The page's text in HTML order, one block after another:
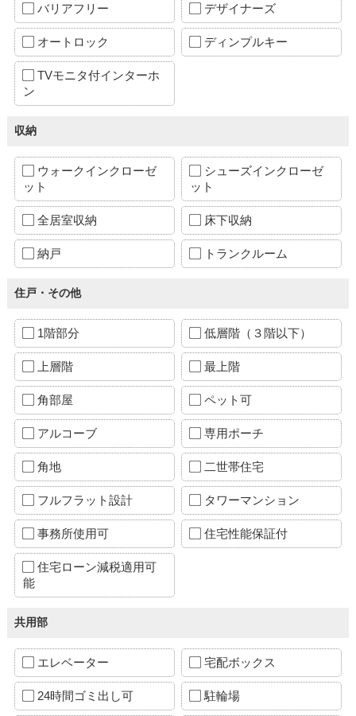
バリアフリー デザイナーズ
オートロック ディンプルキー
TVモニタ付インターホ
ン
収納
ウォークインクローゼ
ット
シューズインクローゼ
ット
全居室収納 床下収納
納戸 トランクルーム
住戸・その他
1階部分 低層階（３階以下）
上層階 最上階
角部屋 ペット可
アルコーブ 専用ポーチ
角地 二世帯住宅
フルフラット設計 タワーマンション
事務所使用可 住宅性能保証付
住宅ローン減税適用可
能
共用部
エレベーター 宅配ボックス
24時間ゴミ出し可 駐輪場